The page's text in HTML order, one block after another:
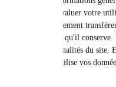
site Web (y compris votre
opérateurs du site Web sur
loi l'exige ou si un tiers
sélectionnant les